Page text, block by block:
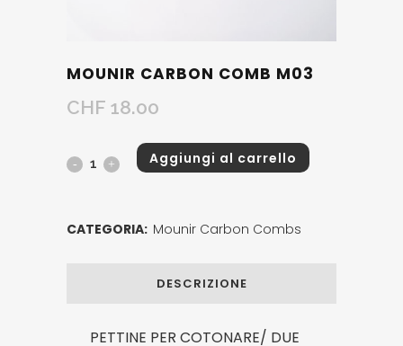
MOUNIR CARBON COMB M03
CHF 18.00
Mounir
Comb
Aggiungi al carrello
CATEGORIA: ⁠Mounir Carbon Combs
DESCRIZIONE
PETTINE PER COTONARE/ DUE